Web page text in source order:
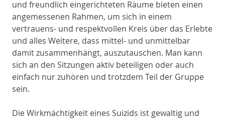
und freundlich eingerichteten Räume bieten einen
angemessenen Rahmen, um sich in einem
vertrauens- und respektvollen Kreis über das Erlebte
und alles Weitere, dass mittel- und unmittelbar
damit zusammenhängt, auszutauschen. Man kann
sich an den Sitzungen aktiv beteiligen oder auch
einfach nur zuhören und trotzdem Teil der Gruppe
sein.
Die Wirkmächtigkeit eines Suizids ist gewaltig und